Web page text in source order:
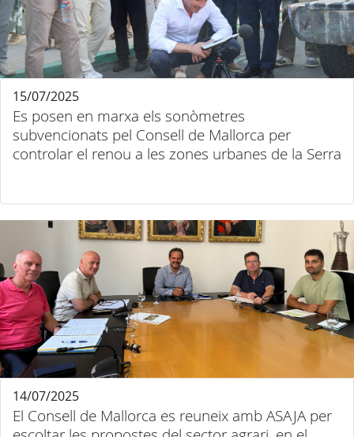
Es posen en marxa els sonòmetres
subvencionats pel Consell de Mallorca per
controlar el renou a les zones urbanes de la Serra
15/07/2025
El Consell de Mallorca es reuneix amb ASAJA per
14/07/2025